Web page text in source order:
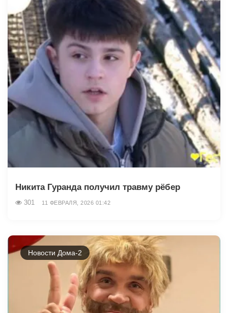
Никита Гуранда получил травму рёбер
301 11 ФЕВРАЛЯ, 2026 01:42
Новости Дома-2